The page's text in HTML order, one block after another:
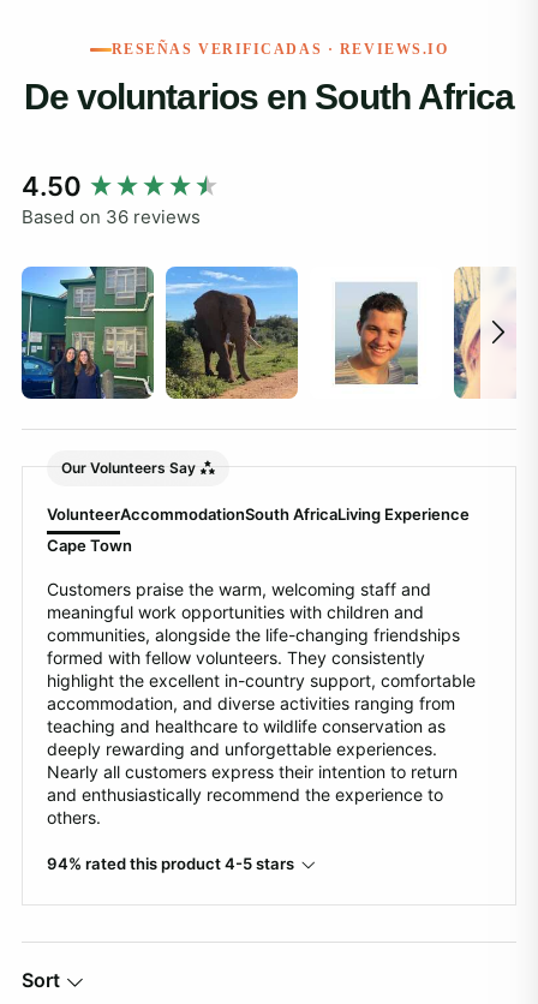
RESEÑAS VERIFICADAS · REVIEWS.IO
De voluntarios en South Africa
4.50
Based on 36 reviews
Our Volunteers Say
VolunteerAccommodationSouth AfricaLiving Experience
Cape Town
Customers praise the warm, welcoming staff and
meaningful work opportunities with children and
communities, alongside the life-changing friendships
formed with fellow volunteers. They consistently
highlight the excellent in-country support, comfortable
accommodation, and diverse activities ranging from
teaching and healthcare to wildlife conservation as
deeply rewarding and unforgettable experiences.
Nearly all customers express their intention to return
and enthusiastically recommend the experience to
others.
94% rated this product 4-5 stars
Sort
New content loaded